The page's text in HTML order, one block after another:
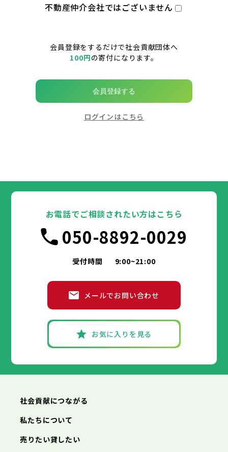
不動産仲介会社ではございません
会員登録をするだけで社会貢献団体へ
100円の寄付になります。
会員登録する
ログインはこちら
お電話でご相談されたい方はこちら
050-8892-0029
受付時間 9:00~21:00
メールでお問い合わせ
お気に入りを見る
社会貢献につながる
私たちについて
売りたい貸したい